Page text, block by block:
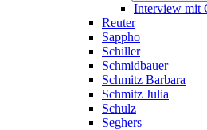
Interview mit
Reuter
Sappho
Schiller
Schmidbauer
Schmitz Barbara
Schmitz Julia
Schulz
Seghers